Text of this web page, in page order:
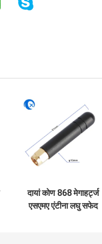
दायां कोण 868 मेगाहर्ट्ज
एसएमए एंटीना लघु सफेद